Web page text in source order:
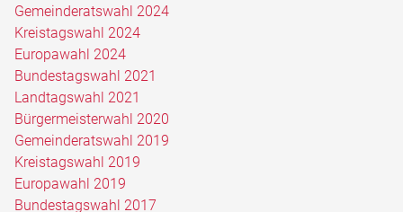
Gemeinderatswahl 2024
Kreistagswahl 2024
Europawahl 2024
Bundestagswahl 2021
Landtagswahl 2021
Bürgermeisterwahl 2020
Gemeinderatswahl 2019
Kreistagswahl 2019
Europawahl 2019
Bundestagswahl 2017